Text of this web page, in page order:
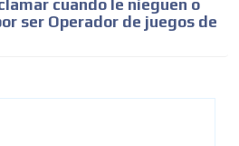
cuando le nieguen o
ser Operador de juegos de